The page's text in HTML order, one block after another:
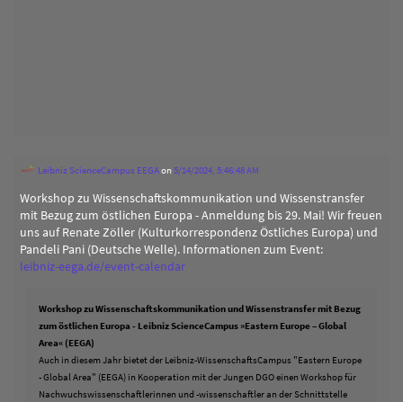
Leibniz ScienceCampus EEGAon5/14/2024, 5:46:48 AM
Workshop zu Wissenschaftskommunikation und Wissenstransfer
mit Bezug zum östlichen Europa - Anmeldung bis 29. Mai! Wir freuen
uns auf Renate Zöller (Kulturkorrespondenz Östliches Europa) und
Pandeli Pani (Deutsche Welle). Informationen zum Event:
leibniz-eega.de/event-calendar
Workshop zu Wissenschaftskommunikation und Wissenstransfer mit Bezug
zum östlichen Europa - Leibniz ScienceCampus »Eastern Europe – Global
Area« (EEGA)
Auch in diesem Jahr bietet der Leibniz-WissenschaftsCampus "Eastern Europe
- Global Area" (EEGA) in Kooperation mit der Jungen DGO einen Workshop für
Nachwuchswissenschaftlerinnen und -wissenschaftler an der Schnittstelle